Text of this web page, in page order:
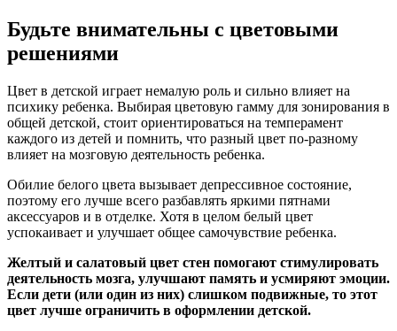
Будьте внимательны с цветовыми
решениями
Цвет в детской играет немалую роль и сильно влияет на
психику ребенка. Выбирая цветовую гамму для зонирования в
общей детской, стоит ориентироваться на темперамент
каждого из детей и помнить, что разный цвет по-разному
влияет на мозговую деятельность ребенка.
Обилие белого цвета вызывает депрессивное состояние,
поэтому его лучше всего разбавлять яркими пятнами
аксессуаров и в отделке. Хотя в целом белый цвет
успокаивает и улучшает общее самочувствие ребенка.
Желтый и салатовый цвет стен помогают стимулировать
деятельность мозга, улучшают память и усмиряют эмоции.
Если дети (или один из них) слишком подвижные, то этот
цвет лучше ограничить в оформлении детской.